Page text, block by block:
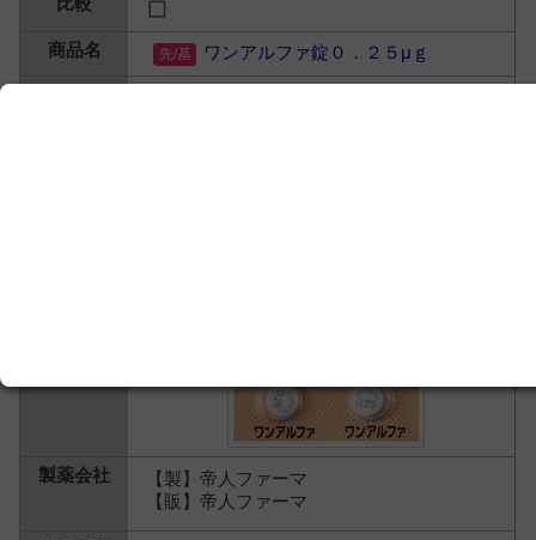
ワンアルファ錠０．２５μｇ
【製】帝人ファーマ
【販】帝人ファーマ